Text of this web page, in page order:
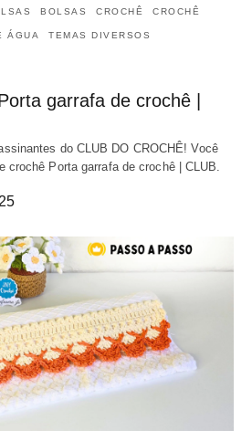
BOLSAS CROCHÊ CROCHÊ
ÁGUA TEMAS DIVERSOS
garrafa de crochê |
do CLUB DO CROCHÊ! Você
crochê Porta garrafa de crochê | CLUB.